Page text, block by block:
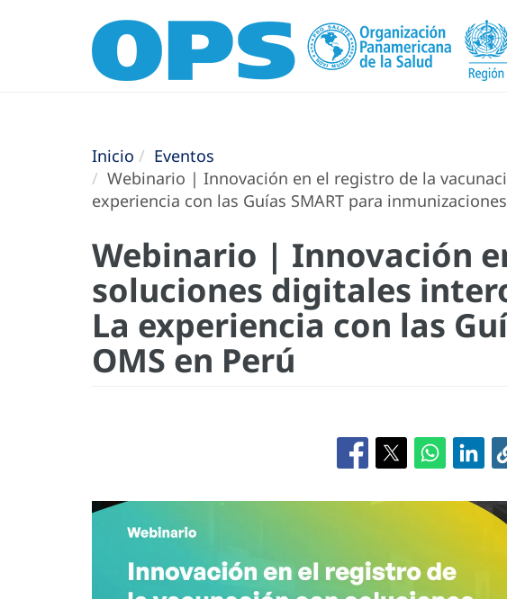
Inicio
Eventos
Webinario | Innovación en el registro de la
experiencia con las Guías SMART para
Webinario | Innovación
soluciones digitales
La experiencia con las
OMS en Perú